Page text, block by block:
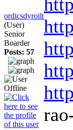
ordicsdyroilt
(User)
Senior
Boarder
Posts: 57